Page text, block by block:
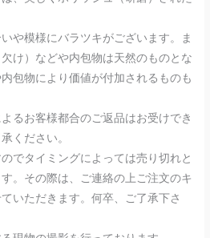
や模様にバラツキがございます。ま
け）などや内包物は天然のものとな
包物により価値が付加されるものも
るお客様都合のご返品はお受けでき
ください。
でタイミングによっては売り切れと
。その際は、ご連絡の上ご注文のキ
いただきます。何卒、ご了承下さ